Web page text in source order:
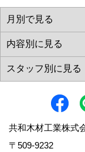
共和木材工業株式
〒509-9232